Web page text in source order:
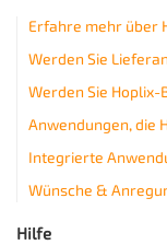
Erfahre mehr über
Werden Sie
Werden Sie
Anwendungen, die
Integrierte
Wünsche &
Hilfe